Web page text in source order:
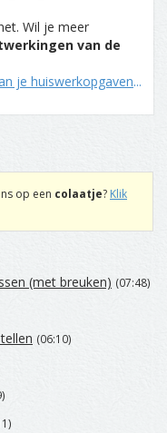
Wil je meer
van de
je huiswerkopgaven...
op een colaatje? Klik
(met breuken) (07:48)
(06:10)